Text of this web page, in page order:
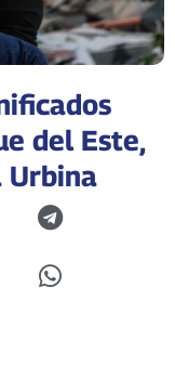
del Este,
Urbina